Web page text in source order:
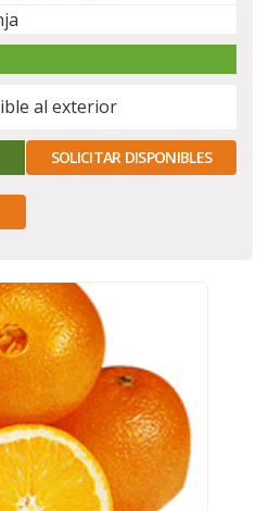
al exterior
SOLICITAR DISPONIBLES